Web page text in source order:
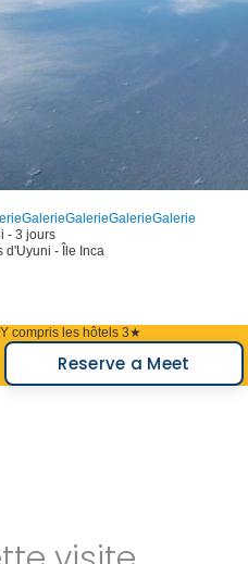
GalerieGalerieGalerieGalerie
- 3 jours
d'Uyuni - Île Inca
Y compris les hôtels 3★
Reserve a Meet